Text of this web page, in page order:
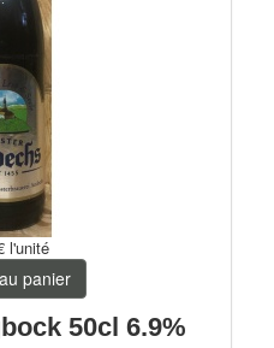
l'unité
panier
50cl 6.9%